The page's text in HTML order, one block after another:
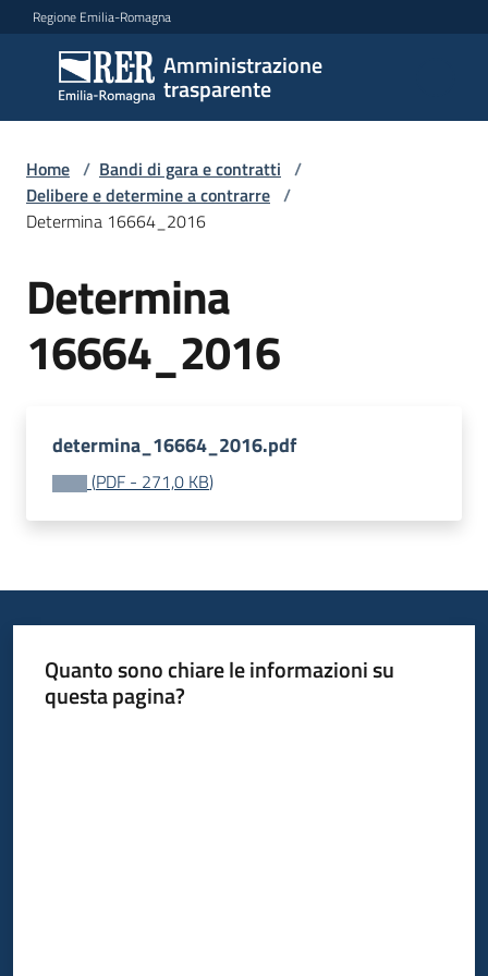
Vai al contenuto
Vai alla navigazione
Vai al footer
Regione Emilia-Romagna
Amministrazione
trasparente
Amministrazione
trasparente
Sottosezioni
Accesso
Home / Bandi di gara e contratti /
Delibere e determine a contrarre /
Determina 16664_2016
Determina
16664_2016
determina_16664_2016.pdf
(PDF - 271,0 KB)
Quanto sono chiare le informazioni su
questa pagina?